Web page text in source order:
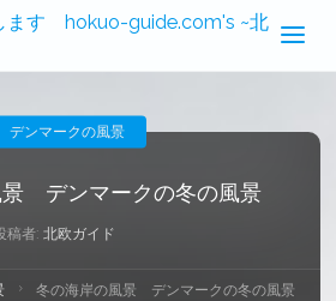
ます hokuo-guide.com's ~北
景 デンマークの冬の風景
稿者: 北欧ガイド
デンマークの風景
冬の海岸の風景 デンマークの冬の風景